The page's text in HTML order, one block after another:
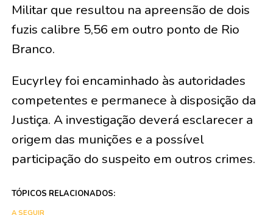
Militar que resultou na apreensão de dois
fuzis calibre 5,56 em outro ponto de Rio
Branco.
Eucyrley foi encaminhado às autoridades
competentes e permanece à disposição da
Justiça. A investigação deverá esclarecer a
origem das munições e a possível
participação do suspeito em outros crimes.
TÓPICOS RELACIONADOS:
A SEGUIR